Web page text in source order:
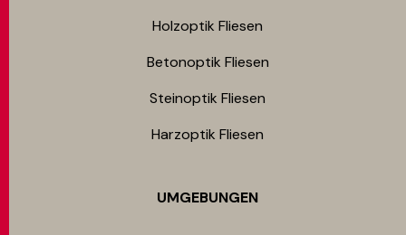
Holzoptik Fliesen
Betonoptik Fliesen
Steinoptik Fliesen
Harzoptik Fliesen
UMGEBUNGEN